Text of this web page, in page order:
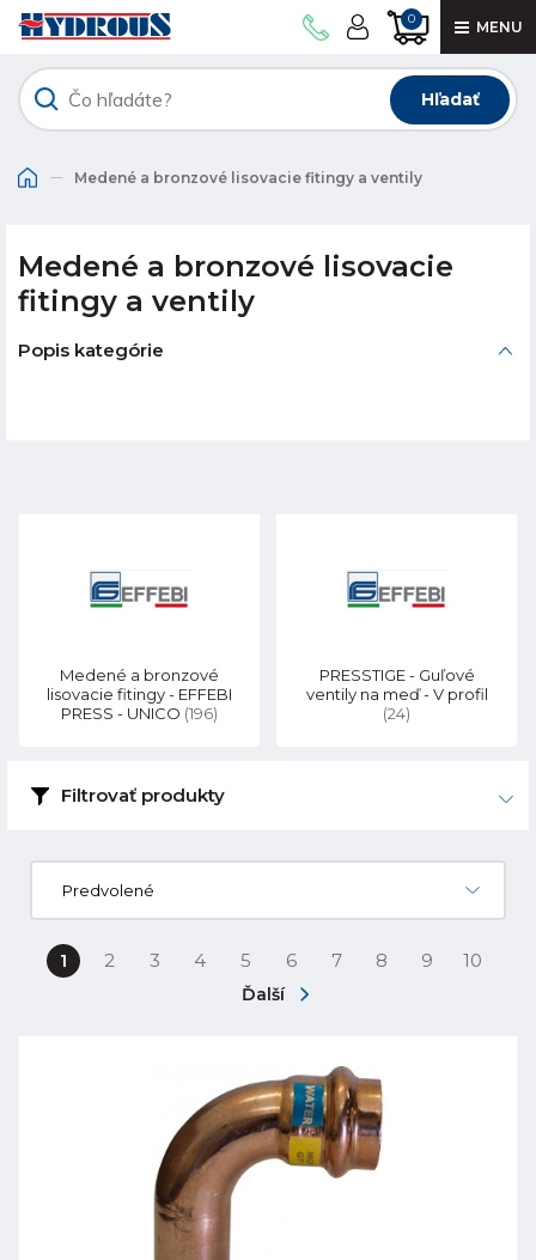
0 MENU
Hľadať
Medené a bronzové lisovacie fitingy a ventily
Medené a bronzové lisovacie
fitingy a ventily
Popis kategórie
Medené a bronzové
lisovacie fitingy - EFFEBI
PRESS - UNICO (196)
PRESSTIGE - Guľové
ventily na meď - V profil
(24)
Filtrovať produkty
Predvolené
1 2 3 4 5 6 7 8 9 10
Ďalší